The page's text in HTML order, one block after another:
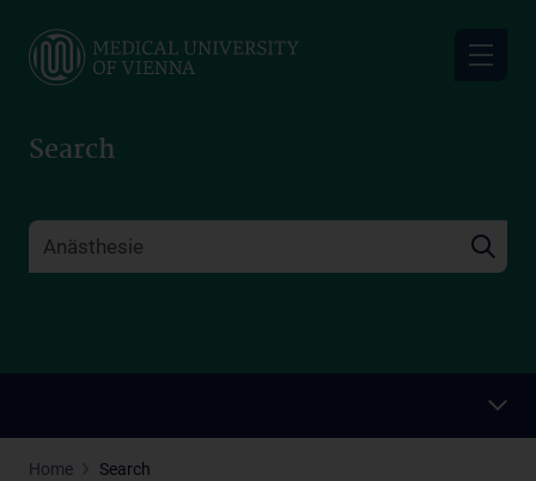
main
Search
Home Search